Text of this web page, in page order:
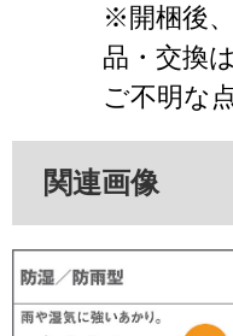
※開梱後
品・交換
ご不明な
関連画像